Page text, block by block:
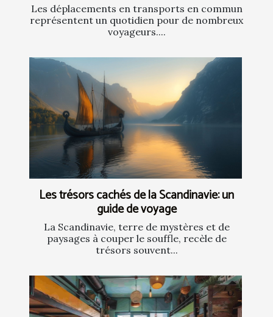
Les déplacements en transports en commun
représentent un quotidien pour de nombreux
voyageurs....
Les trésors cachés de la Scandinavie: un
guide de voyage
La Scandinavie, terre de mystères et de
paysages à couper le souffle, recèle de
trésors souvent...